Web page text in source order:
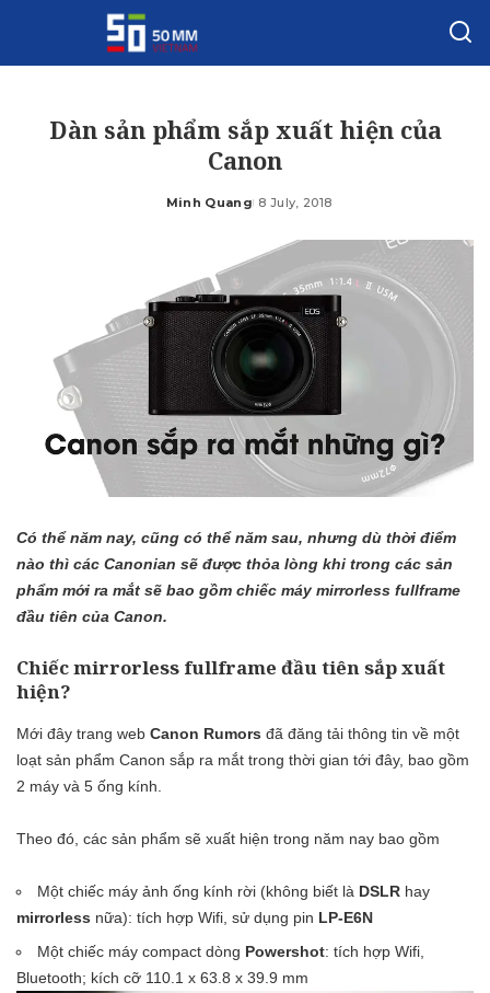
Dàn sản phẩm sắp xuất hiện của
Canon
Posted
Minh Quang 8 July, 2018
Có thể năm nay, cũng có thể năm sau, nhưng dù thời điểm
nào thì các Canonian sẽ được thỏa lòng khi trong các sản
phẩm mới ra mắt sẽ bao gồm chiếc máy mirrorless fullframe
đầu tiên của Canon.
Chiếc mirrorless fullframe đầu tiên sắp xuất
hiện?
Mới đây trang web Canon Rumors đã đăng tải thông tin về một
loạt sản phẩm Canon sắp ra mắt trong thời gian tới đây, bao gồm
2 máy và 5 ống kính.
Theo đó, các sản phẩm sẽ xuất hiện trong năm nay bao gồm
Một chiếc máy ảnh ống kính rời (không biết là DSLR hay
mirrorless nữa): tích hợp Wifi, sử dụng pin LP-E6N
Một chiếc máy compact dòng Powershot: tích hợp Wifi,
Bluetooth; kích cỡ 110.1 x 63.8 x 39.9 mm